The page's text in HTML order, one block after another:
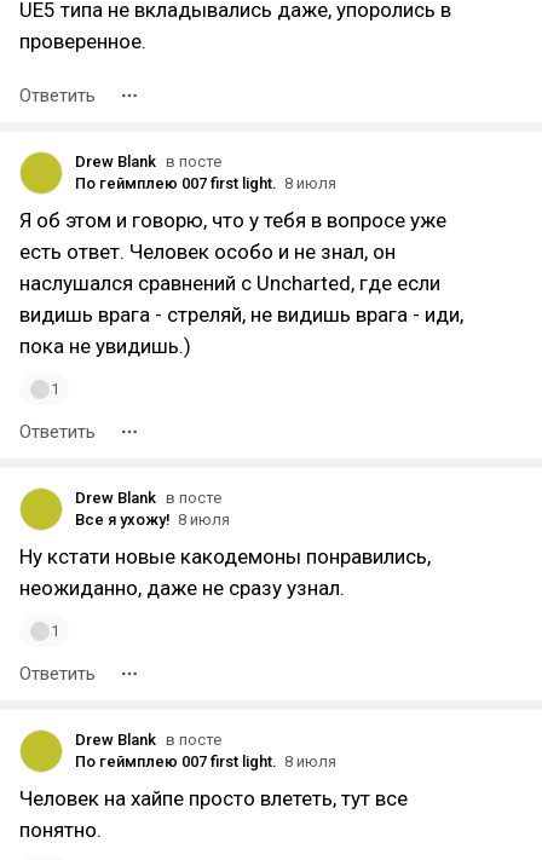
UE5 типа не вкладывались даже, упоролись в
проверенное.
Ответить
Drew Blank в посте
По геймплею 007 first light. 8 июля
Я об этом и говорю, что у тебя в вопросе уже
есть ответ. Человек особо и не знал, он
наслушался сравнений с Uncharted, где если
видишь врага - стреляй, не видишь врага - иди,
пока не увидишь.)
1
Ответить
Drew Blank в посте
Все я ухожу! 8 июля
Ну кстати новые какодемоны понравились,
неожиданно, даже не сразу узнал.
1
Ответить
Drew Blank в посте
По геймплею 007 first light. 8 июля
Человек на хайпе просто влететь, тут все
понятно.